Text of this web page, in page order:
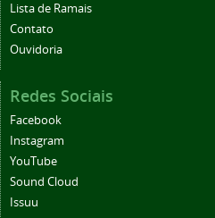
Lista de Ramais
Contato
Ouvidoria
Redes Sociais
Facebook
Instagram
YouTube
Sound Cloud
Issuu